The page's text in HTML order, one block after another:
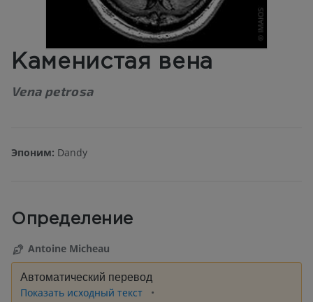
Каменистая вена
Vena petrosa
Эпоним: Dandy
Определение
Antoine Micheau
Автоматический перевод
Показать исходный текст